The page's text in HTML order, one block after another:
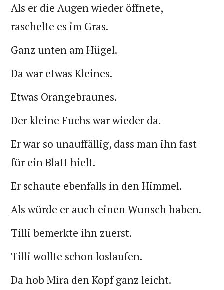
Als er die Augen wieder öffnete,
raschelte es im Gras.
Ganz unten am Hügel.
Da war etwas Kleines.
Etwas Orangebraunes.
Der kleine Fuchs war wieder da.
Er war so unauffällig, dass man ihn fast
für ein Blatt hielt.
Er schaute ebenfalls in den Himmel.
Als würde er auch einen Wunsch haben.
Tilli bemerkte ihn zuerst.
Tilli wollte schon loslaufen.
Da hob Mira den Kopf ganz leicht.